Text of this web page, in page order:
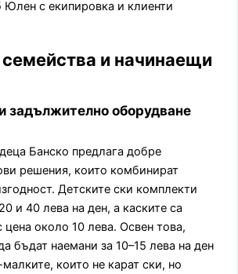
и начинаещи
задължително оборудване
Банско предлага добре
решения, които комбинират
Детските ски комплекти
и 40 лева на ден, а каските са
около 10 лева. Освен това,
бъдат наемани за 10–15 лева на ден
които не карат ски, но